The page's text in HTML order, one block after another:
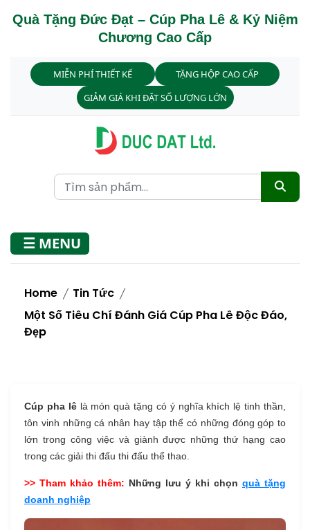
Quà Tặng Đức Đạt – Cúp Pha Lê & Kỷ Niệm
Chương Cao Cấp
MIỄN PHÍ THIẾT KẾ
TẶNG HỘP CAO CẤP
GIẢM GIÁ KHI ĐẶT SỐ LƯỢNG LỚN
☰ MENU
Home
Tin Tức
Một Số Tiêu Chí Đánh Giá Cúp Pha Lê Độc Đáo,
Đẹp
Cúp pha lêlà món quà tặng có ý nghĩa khích lệ tinh thần,
tôn vinh những cá nhân hay tập thể có những đóng góp to
lớn trong công việc và giành được những thứ hạng cao
trong các giải thi đấu thi đấu thể thao.
>> Tham khảo thêm: Những lưu ý khi chọn quà tặng
doanh nghiệp